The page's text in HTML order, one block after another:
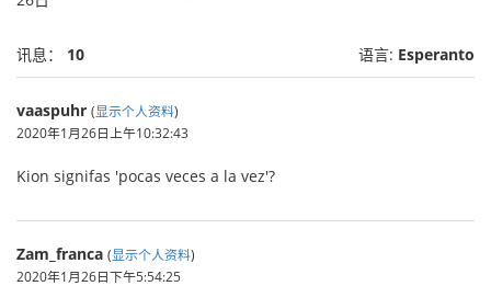
讯息： 10 语言: Esperanto
vaaspuhr (显示个人资料)
2020年1月26日上午10:32:43
Kion signifas 'pocas veces a la vez'?
Zam_franca (显示个人资料)
2020年1月26日下午5:54:25